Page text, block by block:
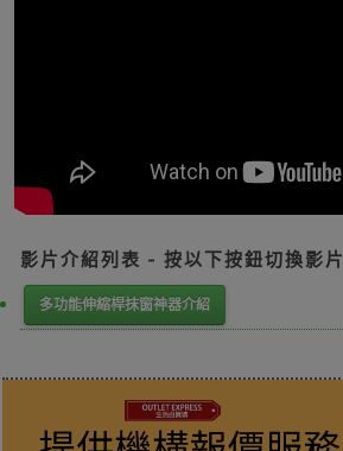
影片介紹列表 - 按以下按鈕切換影片
多功能伸縮桿抹窗神器介紹